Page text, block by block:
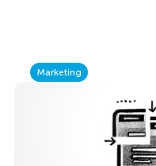
Marketing